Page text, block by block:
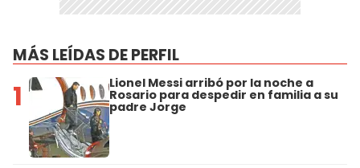
MÁS LEÍDAS DE PERFIL
1 Lionel Messi arribó por la noche a
Rosario para despedir en familia a su
padre Jorge